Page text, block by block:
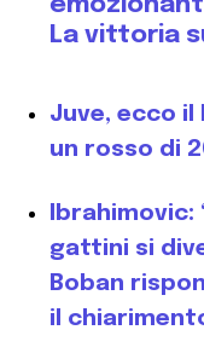
La vittoria
Juve, ecco il
un rosso di
Ibrahimovic:
gattini si
Boban
il